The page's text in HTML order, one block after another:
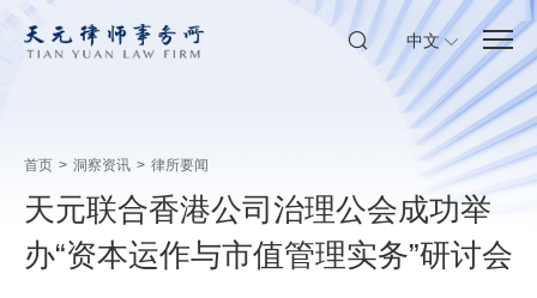
中文
首页 > 洞察资讯 > 律所要闻
天元联合香港公司治理公会成功举
办“资本运作与市值管理实务”研讨会